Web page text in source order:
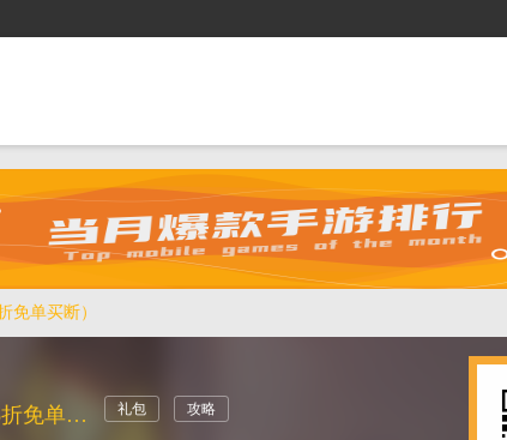
免单买断）
斗魂大陆（0.05折免单买断） 礼包 攻略